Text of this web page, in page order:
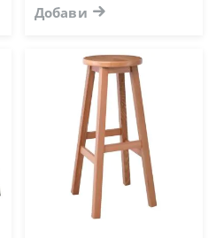
Добави